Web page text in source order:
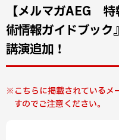
【メルマガAEG
術情報ガイドブッ
講演追加！
こちらに掲載されている
すのでご注意ください。